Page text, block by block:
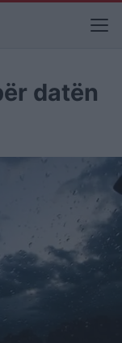
datën